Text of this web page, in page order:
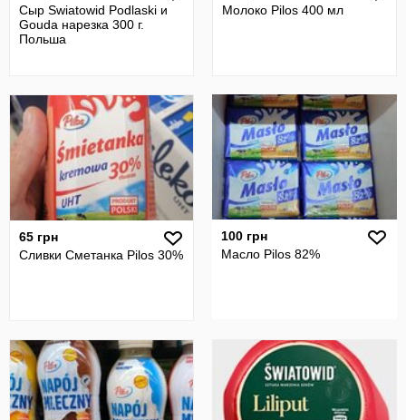
Сыр Swiatowid Podlaski и
Gouda нарезка 300 г.
Польша
Молоко Pilos 400 мл
65 грн
Сливки Сметанка Pilos 30%
100 грн
Масло Pilos 82%